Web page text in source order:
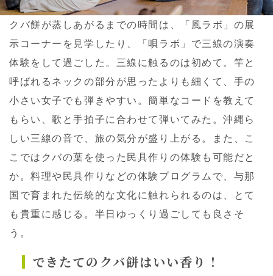
クバ餅が蒸しあがるまでの時間は、「風ラボ」の展
示コーナーを見学したり、「唄ラボ」で三線の演奏
体験をして過ごした。三線に触るのは初めて。竿と
呼ばれるネックの部分が思ったよりも細くて、手の
小さい女子でも弾きやすい。簡単なコードを教えて
もらい、歌と手拍子に合わせて弾いてみた。沖縄ら
しい三線の音で、旅の気分が盛り上がる。また、こ
こではクバの葉を使った民具作りの体験も可能だと
か。料理や民具作りなどの体験プログラムで、与那
国で育まれた伝統的な文化に触れられるのは、とて
も貴重に感じる。半日ゆっくり過ごしても良さそ
う。
できたてのクバ餅はいい香り！